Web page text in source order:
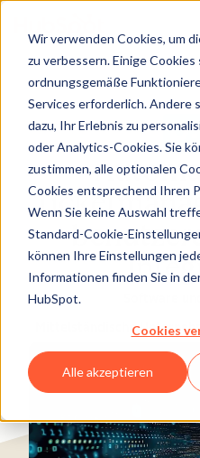
Wir verwenden Cookies, um
zu verbessern. Einige Cookies
ordnungsgemäße
Services erforderlich. Andere
dazu, Ihr Erlebnis zu
oder Analytics-Cookies. Sie
zustimmen, alle optionalen
Cookies entsprechend Ihren
Wenn Sie keine Auswahl
Standard-Cookie-
können Ihre Einstellungen
Informationen finden Sie in
HubSpot.
Cookies
Alle akzeptieren
Mittelständische